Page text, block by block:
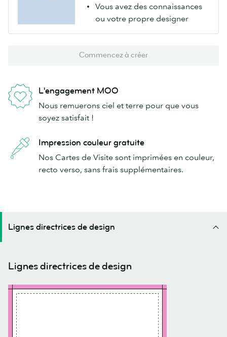
Vous avez des connaissances
ou votre propre designer
Commencez à créer
L'engagement MOO
Nous remuerons ciel et terre pour que vous
soyez satisfait !
Impression couleur gratuite
Nos Cartes de Visite sont imprimées en couleur,
recto verso, sans frais supplémentaires.
Lignes directrices de design
Lignes directrices de design